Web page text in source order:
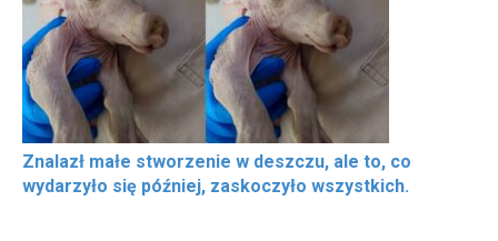
Znalazł małe stworzenie w deszczu, ale to, co
wydarzyło się później, zaskoczyło wszystkich.